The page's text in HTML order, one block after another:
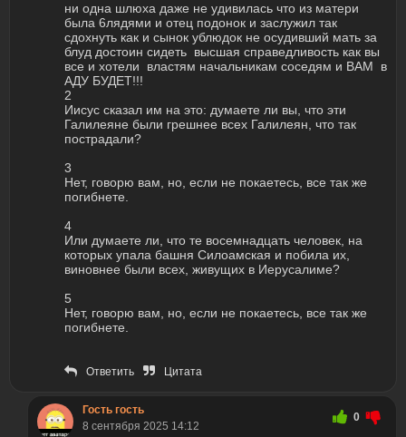
ни одна шлюха даже не удивилась что из матери
была 6лядями и отец подонок и заслужил так
сдохнуть как и сынок ублюдок не осудивший мать за
блуд достоин сидеть высшая справедливость как вы
все и хотели властям начальникам соседям и ВАМ в
АДУ БУДЕТ!!!
2
Иисус сказал им на это: думаете ли вы, что эти
Галилеяне были грешнее всех Галилеян, что так
пострадали?
3
Нет, говорю вам, но, если не покаетесь, все так же
погибнете.
4
Или думаете ли, что те восемнадцать человек, на
которых упала башня Силоамская и побила их,
виновнее были всех, живущих в Иерусалиме?
5
Нет, говорю вам, но, если не покаетесь, все так же
погибнете.
Ответить Цитата
Гость гость
8 сентября 2025 14:12
0